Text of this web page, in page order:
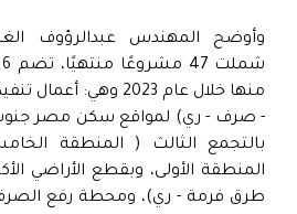
وأوضح المهندس عبدالرؤوف
منها خلال عام 2023
- صرف - ري) لمواقع سكن مصر
بالتجمع الثالث ( المنطقة
المنطقة الأولى، وبقطع الأراضي
طرق فرمة - ري)، ومحطة رفع